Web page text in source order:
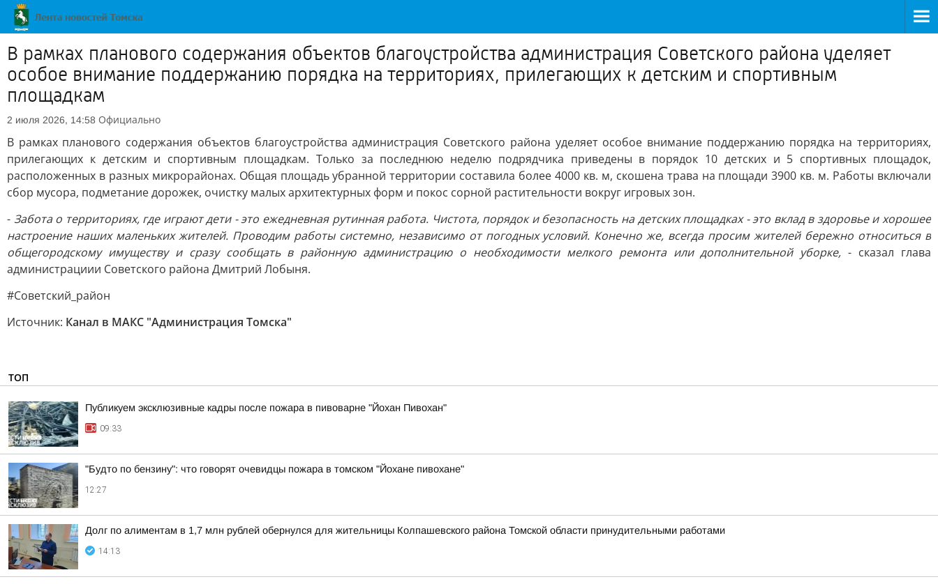
В рамках планового содержания объектов благоустройства администрация Советского района уделяет
особое внимание поддержанию порядка на территориях, прилегающих к детским и спортивным
площадкам
2 июля 2026, 14:58 Официально
В рамках планового содержания объектов благоустройства администрация Советского района уделяет особое внимание поддержанию порядка на территориях,
прилегающих к детским и спортивным площадкам. Только за последнюю неделю подрядчика приведены в порядок 10 детских и 5 спортивных площадок,
расположенных в разных микрорайонах. Общая площадь убранной территории составила более 4000 кв. м, скошена трава на площади 3900 кв. м. Работы включали
сбор мусора, подметание дорожек, очистку малых архитектурных форм и покос сорной растительности вокруг игровых зон.
- Забота о территориях, где играют дети - это ежедневная рутинная работа. Чистота, порядок и безопасность на детских площадках - это вклад в здоровье и хорошее
настроение наших маленьких жителей. Проводим работы системно, независимо от погодных условий. Конечно же, всегда просим жителей бережно относиться в
общегородскому имуществу и сразу сообщать в районную администрацию о необходимости мелкого ремонта или дополнительной уборке, - сказал глава
администрациии Советского района Дмитрий Лобыня.
#Советский_район
Источник: Канал в МАКС "Администрация Томска"
ТОП
Публикуем эксклюзивные кадры после пожара в пивоварне "Йохан Пивохан"
09:33
"Будто по бензину": что говорят очевидцы пожара в томском "Йохане пивохане"
12:27
Долг по алиментам в 1,7 млн рублей обернулся для жительницы Колпашевского района Томской области принудительными работами
14:13